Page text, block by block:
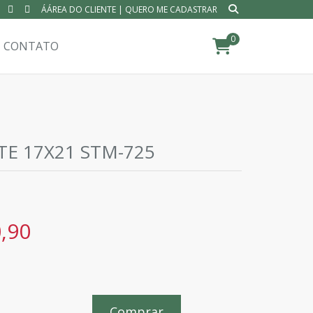
ÁÁREA DO CLIENTE | QUERO ME CADASTRAR
0
CONTATO
17X21 STM-725